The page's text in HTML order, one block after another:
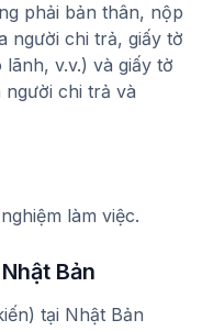
phải bản thân, nộp
người chi trả, giấy tờ
v.v.) và giấy tờ
người chi trả và
làm việc.
Bản
tại Nhật Bản